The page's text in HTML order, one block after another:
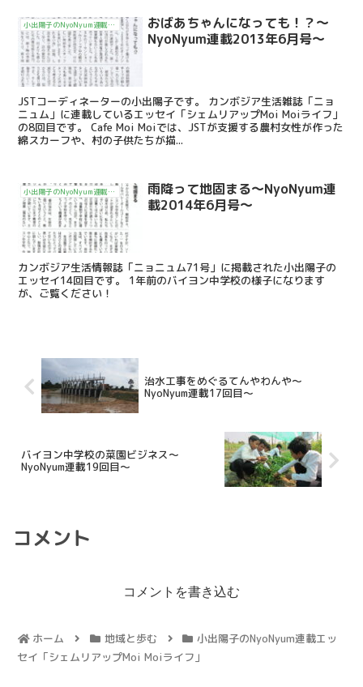
小出陽子のNyoNyum連載エッセイ「シェムリアップMoi Moiライフ」
おばあちゃんになっても！？～
NyoNyum連載2013年6月号～
JSTコーディネーターの小出陽子です。 カンボジア生活雑誌「ニョ
ニュム」に連載しているエッセイ「シェムリアップMoi Moiライフ」
の8回目です。 Cafe Moi Moiでは、JSTが支援する農村女性が作った
綿スカーフや、村の子供たちが描...
小出陽子のNyoNyum連載エッセイ「シェムリアップMoi Moiライフ」
雨降って地固まる～NyoNyum連
載2014年6月号～
カンボジア生活情報誌「ニョニュム71号」に掲載された小出陽子の
エッセイ14回目です。 1年前のバイヨン中学校の様子になります
が、ご覧ください！
治水工事をめぐるてんやわんや～
NyoNyum連載17回目～
バイヨン中学校の菜園ビジネス～
NyoNyum連載19回目～
コメント
コメントを書き込む
ホーム 地域と歩む
小出陽子のNyoNyum連載エッ
セイ「シェムリアップMoi Moiライフ」